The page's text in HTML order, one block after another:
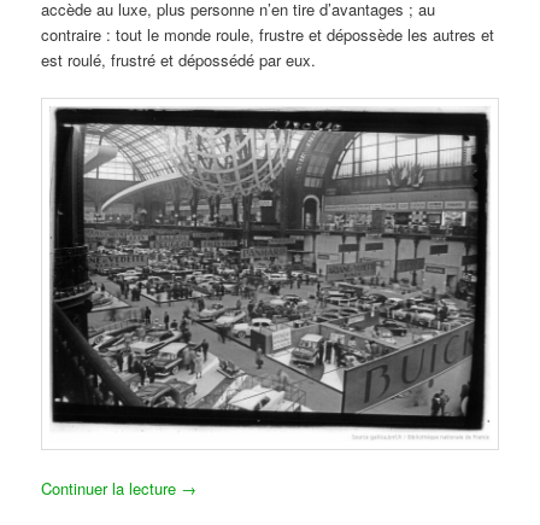
accède au luxe, plus personne n’en tire d’avantages ; au
contraire : tout le monde roule, frustre et dépossède les autres et
est roulé, frustré et dépossédé par eux.
Continuer la lecture →